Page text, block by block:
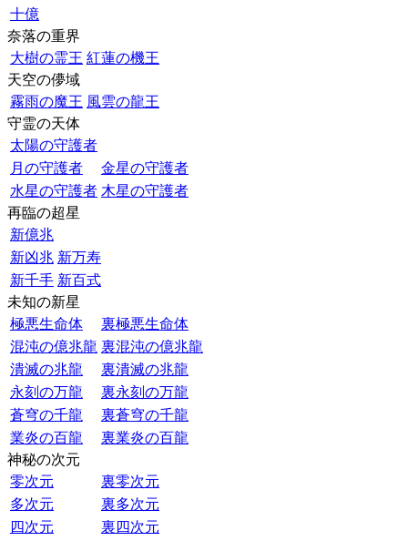
十億
奈落の重界
大樹の霊王 紅蓮の機王
天空の儚域
霧雨の魔王 風雲の龍王
守霊の天体
太陽の守護者
月の守護者
金星の守護者
水星の守護者 木星の守護者
再臨の超星
新億兆
新凶兆 新万寿
新千手 新百式
未知の新星
極悪生命体
裏極悪生命体
混沌の億兆龍 裏混沌の億兆龍
潰滅の兆龍
裏潰滅の兆龍
永刻の万龍
裏永刻の万龍
蒼穹の千龍
裏蒼穹の千龍
業炎の百龍
裏業炎の百龍
神秘の次元
零次元
裏零次元
多次元
裏多次元
四次元
裏四次元